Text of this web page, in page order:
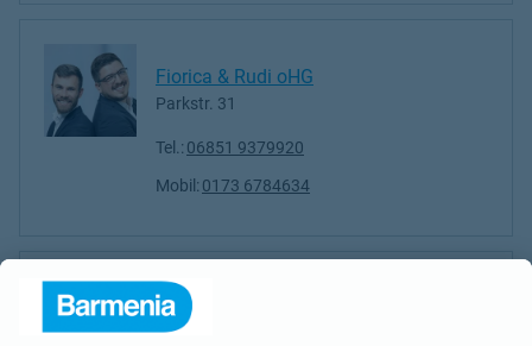
Fiorica & Rudi oHG
Parkstr. 31
Tel.: 06851 9379920
Mobil: 0173 6784634
Elijah Glaab
Parkstr. 31